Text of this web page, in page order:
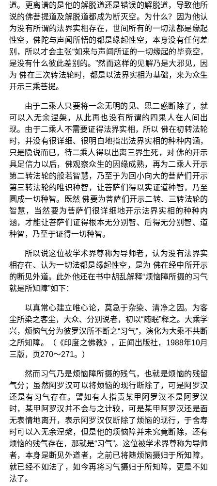
道。更离谱的是他的解脱道还是错误的解脱道，导致他所
说的佛菩提道及解脱道都成为断灭空。为什么？因为他认
为没有所谓的法界实相存在，世间所有的一切法都是缘起
性空，佛陀与声闻所悟的都是缘起性空，本身没有任何差
别，所以才会主张“如来与声闻所证的一切缘起的毕竟空，
是没有什么彼此差别的。”然而这样的见解乃是大邪见，因
为 佛在三次转法轮时，都是以法界实相为基础，来为众生
开示三乘菩提。
由于二乘人只要将一念无明的见、思二惑断除了，就
可以入无余涅槃，从此再也没有所谓的四果人在人间出
现。由于二乘人不需要证得法界实相，所以 佛在初转法轮
时，并没有很详细、很明白地指出法界实相的种种内涵，
只是隐说而已，待二乘人得以出离三界生死，对 佛的开示
具足信力以后，佛观察众生的因缘成熟，再为二乘人开示
第二转法轮的般若智慧，乃至于为回小向大的菩萨们开示
第三转法轮的唯识种智，让菩萨们得以实证道种智，乃至
圆成一切种智。既然 佛要为菩萨们开示二转、三转法轮的
智慧，当然要为菩萨们很详细地开示法界实相的种种内
涵，才能让菩萨们证得根本无分别智、后得无分别智、道
种智，乃至于证得一切种智。
所以说这位被学术界尊称为导师者，认为没有法界实
相存在、认为一切法都是缘起性空，是为 佛在经中所开示
的断见外道。此外他还在书中胡乱解释“烦恼障所摄的习气
就是所知障”如下：
以真常心建立唯心论，莫急于杂染、清净之因。为客
尘所染之客尘，大众、分别说者，初以“随眠”释之。大乘学
兴，烦恼气分为彼罗汉所不断之“习气”，演化为大乘不共断
之所知障。（《印度之佛教》，正闻出版社，1988年10月
三版，页270～271。）
然而习气乃是烦恼障所摄的残气，也就是烦恼的残留
气分；虽然阿罗汉可以将烦恼的现行断除了，可是阿罗汉
还是有习气存在。譬如有人指责某甲阿罗汉不是阿罗汉
时，某甲阿罗汉并不会与之计较，可是某甲阿罗汉还是面
无表情地离开，表示阿罗汉仅断除了烦恼的现行，于舍寿
时可以入无余涅槃，但是他的烦恼障并未究竟断除，还有
烦恼的残气存在，那就是“习气”。这位被学术界尊称为导师
者，本身是断见外道者，之前已将随烦恼摄归于所知障，
就已经不如法了，如今再将习气摄归于所知障，更是不如
法了。